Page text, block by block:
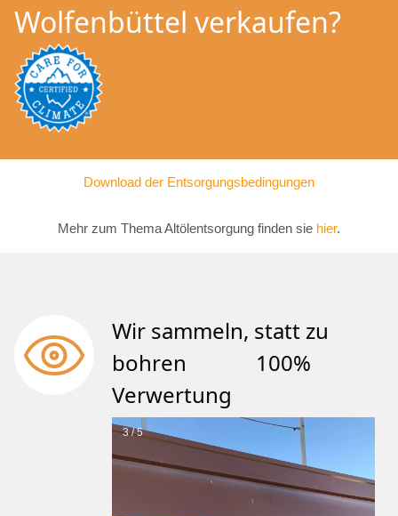
Wolfenbüttel verkaufen?
Download der Entsorgungsbedingungen
Mehr zum Thema Altölentsorgung finden sie hier.
Wir sammeln, statt zu
bohren 100%
Verwertung
3 / 5